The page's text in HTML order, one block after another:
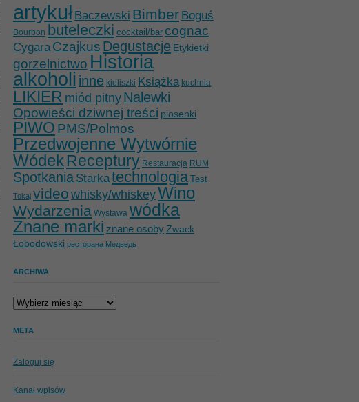
artykuł Baczewski Bimber Boguś
Bourbon buteleczki cocktail/bar cognac
Cygara Czajkus Degustacje Etykietki
gorzelnictwo Historia
alkoholi inne kieliszki Książka kuchnia
LIKIER miód pitny Nalewki
Opowieści dziwnej treści piosenki
PIWO PMS/Polmos
Przedwojenne Wytwórnie
WódekReceptury Restauracja RUM
Spotkania Starkatechnologia Test
Tokaj videowhisky/whiskeyWino
Wydarzenia Wystawa wódka
Znane marki znane osoby Zwack
Łobodowski ресторана Медведь
ARCHIWA
Archiwa
META
Zaloguj się
Kanał wpisów